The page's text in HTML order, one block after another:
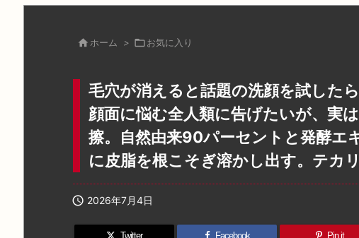
 ホーム > お気に入り
毛穴が消えると話題の洗顔を試した
顔面に悩む全人類に告げたいが、実
擦。自然由来90パーセントと発酵エ
に皮脂を根こそぎ溶かし出す。テカ
 2026年7月4日
Twitter Facebook Pin it